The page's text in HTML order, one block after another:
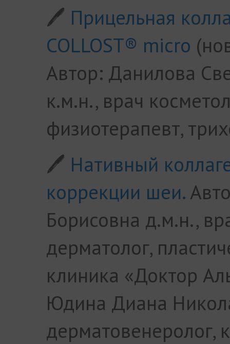
🖊 Прицельная
COLLOST® micro
Автор: Данилова
к.м.н., врач
физиотерапевт,
🖊 Нативный
коррекции шеи.
Борисовна д.м.н.,
дерматолог,
клиника «Доктор
Юдина Диана
дерматовенеролог,